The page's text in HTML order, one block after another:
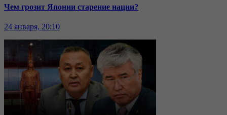
Чем грозит Японии старение нации?
24 января, 20:10